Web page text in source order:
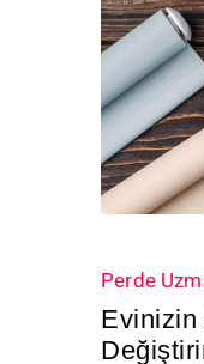
0
Perde
Evinizin